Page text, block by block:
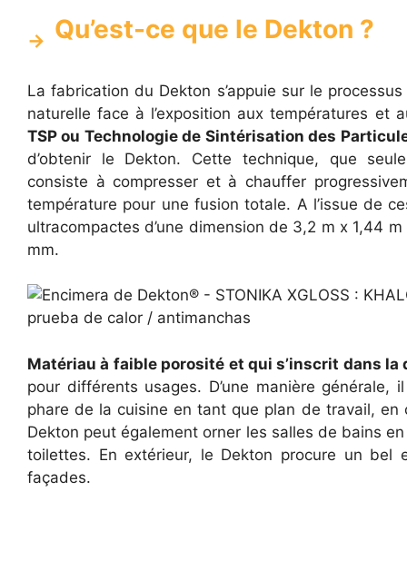
Qu’est-ce que le Dekton ?
La fabrication du Dekton s’appuie sur le
naturelle face à l’exposition aux températures et
TSP ou Technologie de Sintérisation des
d’obtenir le Dekton. Cette technique, que
consiste à compresser et à chauffer
température pour une fusion totale. A l’issue de
ultracompactes d’une dimension de 3,2 m x 1,44
mm.
Matériau à faible porosité et qui s’inscrit dans la
pour différents usages. D’une manière générale,
phare de la cuisine en tant que plan de travail,
Dekton peut également orner les salles de bains
toilettes. En extérieur, le Dekton procure un
façades.